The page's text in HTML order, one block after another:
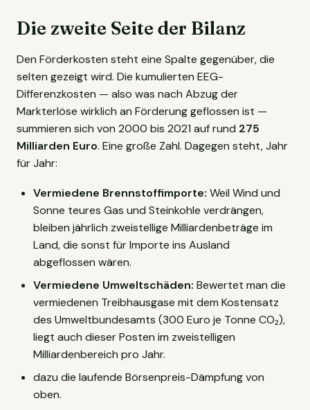
Die zweite Seite der Bilanz
Den Förderkosten steht eine Spalte gegenüber, die
selten gezeigt wird. Die kumulierten EEG-
Differenzkosten — also was nach Abzug der
Markterlöse wirklich an Förderung geflossen ist —
summieren sich von 2000 bis 2021 auf rund 275
Milliarden Euro. Eine große Zahl. Dagegen steht, Jahr
für Jahr:
Vermiedene Brennstoffimporte: Weil Wind und
Sonne teures Gas und Steinkohle verdrängen,
bleiben jährlich zweistellige Milliardenbeträge im
Land, die sonst für Importe ins Ausland
abgeflossen wären.
Vermiedene Umweltschäden: Bewertet man die
vermiedenen Treibhausgase mit dem Kostensatz
des Umweltbundesamts (300 Euro je Tonne CO₂),
liegt auch dieser Posten im zweistelligen
Milliardenbereich pro Jahr.
dazu die laufende Börsenpreis-Dämpfung von
oben.